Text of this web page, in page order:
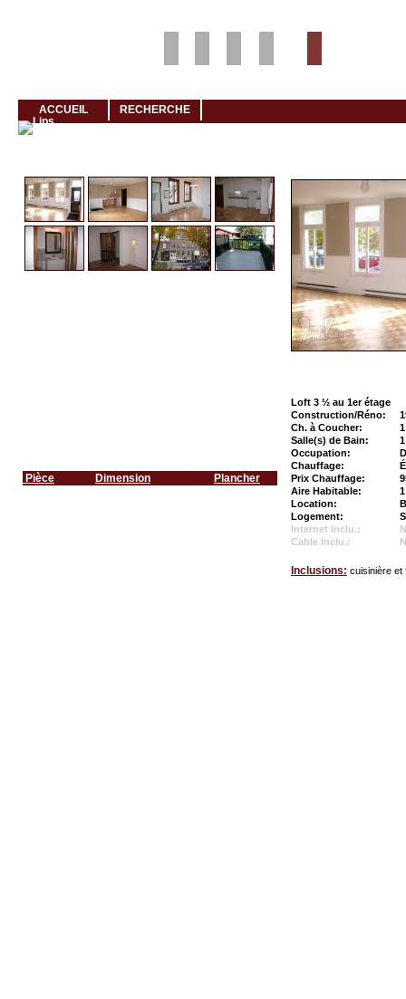
ACCUEIL RECHERCHE
Pièce Dimension Plancher
Loft 3 ½ au 1er étage
Construction/Réno:
Ch. à Coucher:
1
Salle(s) de Bain:
1
Occupation:
Chauffage:
Prix Chauffage:
Aire Habitable:
Location:
Logement:
Internet Inclu.:
Cable Inclu.:
Inclusions: cuisinière et